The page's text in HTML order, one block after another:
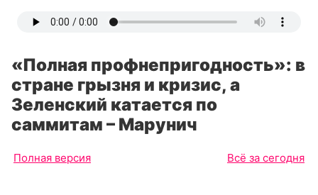
«Полная профнепригодность»: в
стране грызня и кризис, а
Зеленский катается по
саммитам – Марунич
Полная версия Всё за сегодня